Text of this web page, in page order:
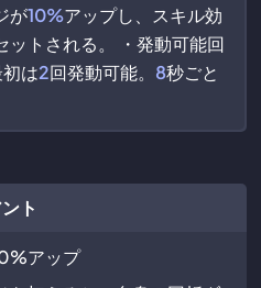
が10%アップし、スキル効
トされる。 ・発動可能回
は2回発動可能。 8秒ごと
ト
アップ